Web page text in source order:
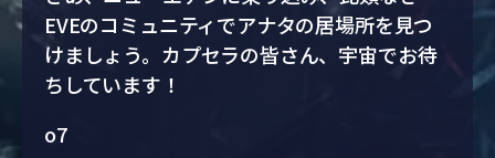
EVEのコミュニティでアナタの居場所を見つ
けましょう。カプセラの皆さん、宇宙でお待
ちしています！
o7